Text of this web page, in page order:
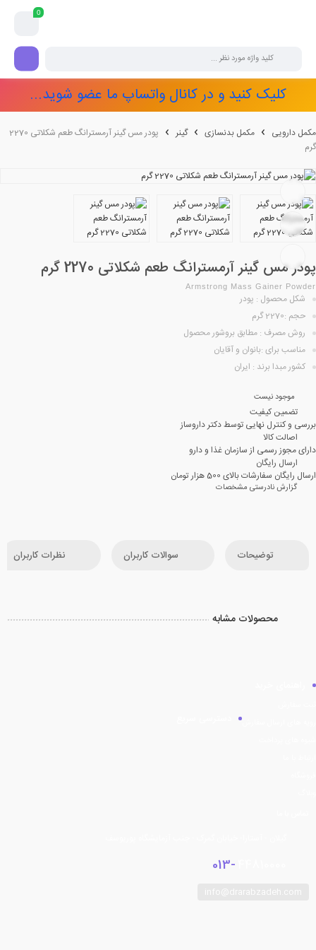
0
کلیک کنید و در کانال واتساپ ما عضو شوید...
مکمل دارویی مکمل بدنسازی گینر
پودر مس گینر آرمسترانگ طعم شکلاتی 2270
گرم
پودر مس گینر آرمسترانگ طعم شکلاتی 2270 گرم
Armstrong Mass Gainer Powder
شکل محصول : پودر
حجم :2270 گرم
روش مصرف : مطابق بروشور محصول
مناسب برای :بانوان و آقایان
کشور مبدا برند : ایران
موجود نیست
تضمین کیفیت
بررسی و کنترل نهایی توسط دکتر داروساز
اصالت کالا
دارای مجوز رسمی از سازمان غذا و دارو
ارسال رایگان
ارسال رایگان سفارشات بالای 500 هزار تومان
گزارش نادرستی مشخصات
توضیحات سوالات کاربران نظرات کاربران
محصولات مشابه
013-
info@drarabzadeh.com